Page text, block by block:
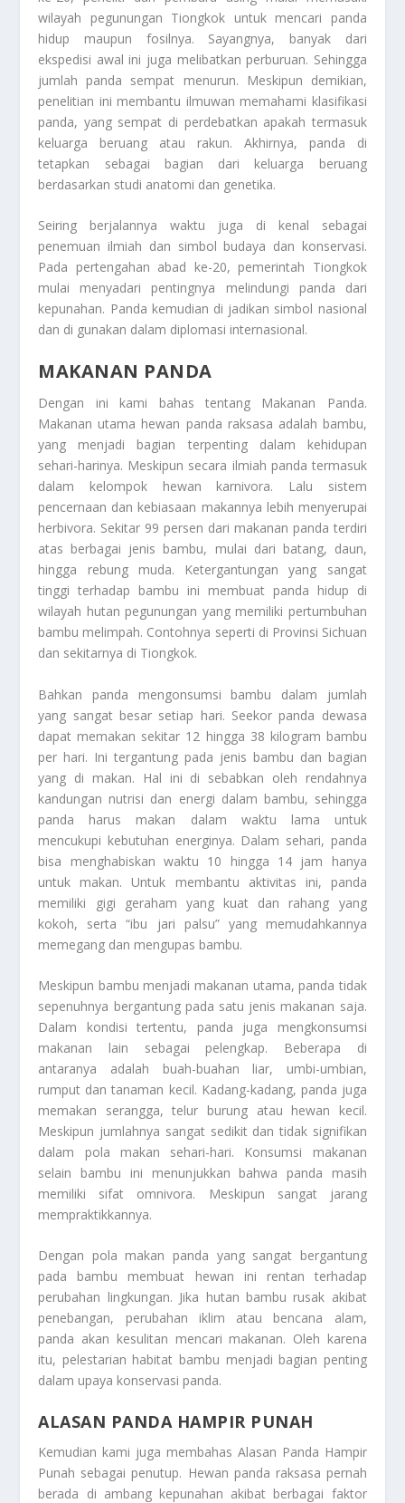
wilayah pegunungan Tiongkok untuk mencari panda
hidup maupun fosilnya. Sayangnya, banyak dari
ekspedisi awal ini juga melibatkan perburuan. Sehingga
jumlah panda sempat menurun. Meskipun demikian,
penelitian ini membantu ilmuwan memahami klasifikasi
panda, yang sempat di perdebatkan apakah termasuk
keluarga beruang atau rakun. Akhirnya, panda di
tetapkan sebagai bagian dari keluarga beruang
berdasarkan studi anatomi dan genetika.
Seiring berjalannya waktu juga di kenal sebagai
penemuan ilmiah dan simbol budaya dan konservasi.
Pada pertengahan abad ke-20, pemerintah Tiongkok
mulai menyadari pentingnya melindungi panda dari
kepunahan. Panda kemudian di jadikan simbol nasional
dan di gunakan dalam diplomasi internasional.
MAKANAN PANDA
Dengan ini kami bahas tentangMakanan Panda.
Makanan utama hewan panda raksasa adalah bambu,
yang menjadi bagian terpenting dalam kehidupan
sehari-harinya. Meskipun secara ilmiah panda termasuk
dalam kelompok hewan karnivora. Lalu sistem
pencernaan dan kebiasaan makannya lebih menyerupai
herbivora. Sekitar 99 persen dari makanan panda terdiri
atas berbagai jenis bambu, mulai dari batang, daun,
hingga rebung muda. Ketergantungan yang sangat
tinggi terhadap bambu ini membuat panda hidup di
wilayah hutan pegunungan yang memiliki pertumbuhan
bambu melimpah. Contohnya seperti di Provinsi Sichuan
dan sekitarnya di Tiongkok.
Bahkan panda mengonsumsi bambu dalam jumlah
yang sangat besar setiap hari. Seekor panda dewasa
dapat memakan sekitar 12 hingga 38 kilogram bambu
per hari. Ini tergantung pada jenis bambu dan bagian
yang di makan. Hal ini di sebabkan oleh rendahnya
kandungan nutrisi dan energi dalam bambu, sehingga
panda harus makan dalam waktu lama untuk
mencukupi kebutuhan energinya. Dalam sehari, panda
bisa menghabiskan waktu 10 hingga 14 jam hanya
untuk makan. Untuk membantu aktivitas ini, panda
memiliki gigi geraham yang kuat dan rahang yang
kokoh, serta “ibu jari palsu” yang memudahkannya
memegang dan mengupas bambu.
Meskipun bambu menjadi makanan utama, panda tidak
sepenuhnya bergantung pada satu jenis makanan saja.
Dalam kondisi tertentu, panda juga mengkonsumsi
makanan lain sebagai pelengkap. Beberapa di
antaranya adalah buah-buahan liar, umbi-umbian,
rumput dan tanaman kecil. Kadang-kadang, panda juga
memakan serangga, telur burung atau hewan kecil.
Meskipun jumlahnya sangat sedikit dan tidak signifikan
dalam pola makan sehari-hari. Konsumsi makanan
selain bambu ini menunjukkan bahwa panda masih
memiliki sifat omnivora. Meskipun sangat jarang
mempraktikkannya.
Dengan pola makan panda yang sangat bergantung
pada bambu membuat hewan ini rentan terhadap
perubahan lingkungan. Jika hutan bambu rusak akibat
penebangan, perubahan iklim atau bencana alam,
panda akan kesulitan mencari makanan. Oleh karena
itu, pelestarian habitat bambu menjadi bagian penting
dalam upaya konservasi panda.
ALASAN PANDA HAMPIR PUNAH
Kemudian kami juga membahas Alasan Panda Hampir
Punah sebagai penutup. Hewan panda raksasa pernah
berada di ambang kepunahan akibat berbagai faktor